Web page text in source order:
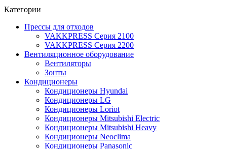
Категории
Прессы для отходов
VAKKPRESS Серия 2100
VAKKPRESS Серия 2200
Вентиляционное оборудование
Вентиляторы
Зонты
Кондиционеры
Кондиционеры Hyundai
Кондиционеры LG
Кондиционеры Loriot
Кондиционеры Mitsubishi Electric
Кондиционеры Mitsubishi Heavy
Кондиционеры Neoclima
Кондиционеры Panasonic